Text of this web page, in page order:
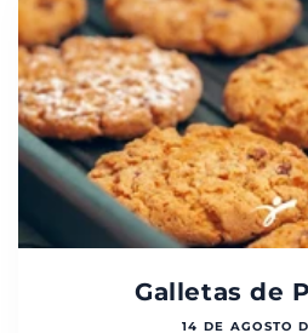
Galletas de
14 DE AGOSTO